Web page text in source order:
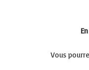
Vous